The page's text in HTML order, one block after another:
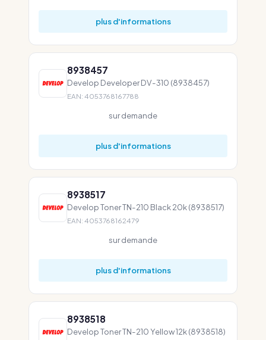
plus d'informations
8938457
Develop Developer DV-310 (8938457)
EAN: 4053768167788
sur demande
plus d'informations
8938517
Develop Toner TN-210 Black 20k (8938517)
EAN: 4053768162479
sur demande
plus d'informations
8938518
Develop Toner TN-210 Yellow 12k (8938518)